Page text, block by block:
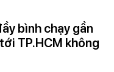
bình chạy gần
TP.HCM không